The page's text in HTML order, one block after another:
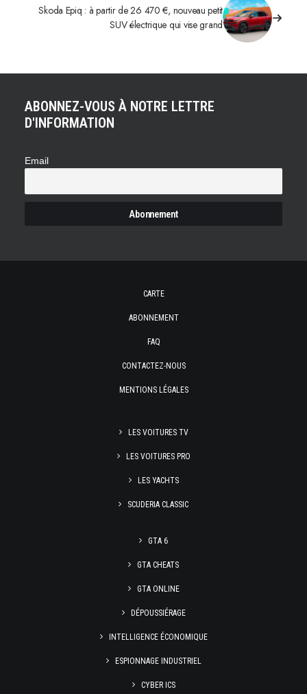
Skoda Epiq : à partir de 26 470 €, nouveau petit
SUV électrique qui vise grand
ABONNEZ-VOUS À NOTRE LETTRE
D'INFORMATION
Email
CARTE
ABONNEMENT
FAQ
CONTACTEZ-NOUS
MENTIONS LÉGALES
LES VOITURES TV
LES VOITURES PRO
LES YACHTS
SCUDERIA CLASSIC
GTA 6
GTA CHEATS
GTA ONLINE
DÉPOUSSIÉRAGE
INTELLIGENCE ÉCONOMIQUE
ESPIONNAGE INDUSTRIEL
CYBER ICS